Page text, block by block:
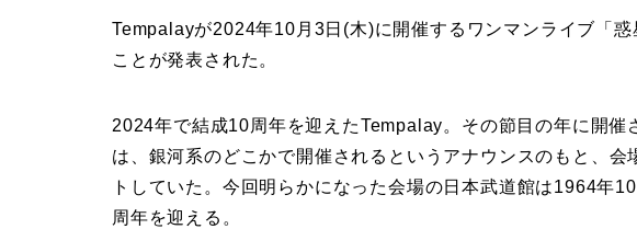
Tempalayが2024年10月3日(木)に開催するワンマンライブ「
ことが発表された。
2024年で結成10周年を迎えたTempalay。その節目の年に開催
は、銀河系のどこかで開催されるというアナウンスのもと、会
トしていた。今回明らかになった会場の日本武道館は1964年
周年を迎える。